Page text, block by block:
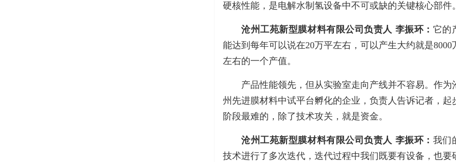
硬核性能，是电解水制氢设备中不可或缺的关键核心部件。
沧州工苑新型膜材料有限公司负责人 李振环： 它的
能达到每年可以说在20万平左右，可以产生大约就是8000
左右的一个产值。
产品性能领先，但从实验室走向产线并不容易。作为
州先进膜材料中试平台孵化的企业，负责人告诉记者，起
阶段最难的，除了技术攻关，就是资金。
沧州工苑新型膜材料有限公司负责人 李振环： 我们
技术进行了多次迭代，迭代过程中我们既要有设备，也要